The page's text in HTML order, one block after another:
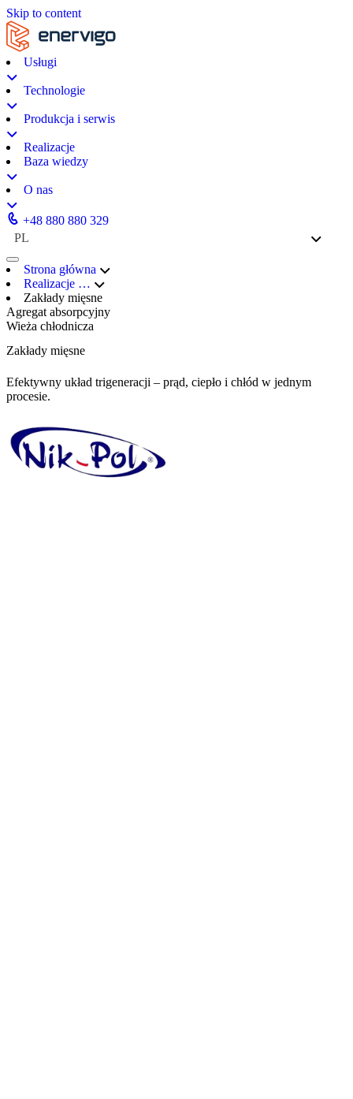
Skip to content
Usługi
Technologie
Produkcja i serwis
Realizacje
Baza wiedzy
O nas
+48 880 880 329
PL
Strona główna
Realizacje …
Zakłady mięsne
Agregat absorpcyjny
Wieża chłodnicza
Zakłady mięsne
Efektywny układ trigeneracji – prąd, ciepło i chłód w jednym
procesie.